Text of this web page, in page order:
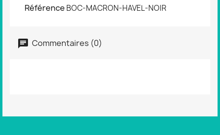
Référence BOC-MACRON-HAVEL-NOIR
Commentaires (0)